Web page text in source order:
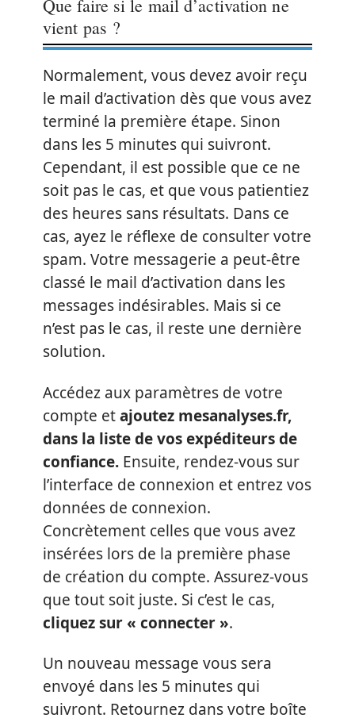
Que faire si le mail d’activation ne
vient pas ?
Normalement, vous devez avoir reçu
le mail d’activation dès que vous avez
terminé la première étape. Sinon
dans les 5 minutes qui suivront.
Cependant, il est possible que ce ne
soit pas le cas, et que vous patientiez
des heures sans résultats. Dans ce
cas, ayez le réflexe de consulter votre
spam. Votre messagerie a peut-être
classé le mail d’activation dans les
messages indésirables. Mais si ce
n’est pas le cas, il reste une dernière
solution.
Accédez aux paramètres de votre
compte etajoutez mesanalyses.fr,
dans la liste de vos expéditeurs de
confiance. Ensuite, rendez-vous sur
l’interface de connexion et entrez vos
données de connexion.
Concrètement celles que vous avez
insérées lors de la première phase
de création du compte. Assurez-vous
que tout soit juste. Si c’est le cas,
cliquez sur « connecter ».
Un nouveau message vous sera
envoyé dans les 5 minutes qui
suivront. Retournez dans votre boîte